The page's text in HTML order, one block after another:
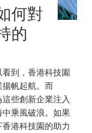
何對
的
到，香港科技園
揚帆起航。而
些創新企業注入
乘風破浪。如果
港科技園的助力